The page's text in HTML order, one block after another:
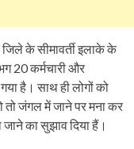
के सीमावर्ती इलाके के
20 कर्मचारी और
है। साथ ही लोगों को
तो जंगल में जाने पर मना कर
का सुझाव दिया हैं।